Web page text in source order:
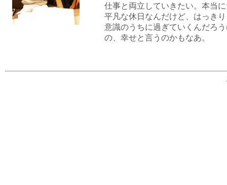
仕事と両立していきたい。本当
平凡な休日なんだけど、はっき
意識のうちに過ぎていくんだろ
の、幸せと言うのかもなあ。